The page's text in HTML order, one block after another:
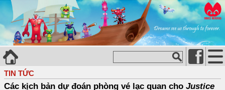
TIN TỨC
Các kịch bản dự đoán phòng vé lạc quan cho Justice